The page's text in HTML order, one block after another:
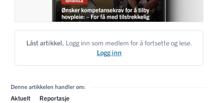
Låst artikkel. Logg inn som medlem for å fortsette og lese.
Logg inn
Denne artikkelen handler om:
Aktuelt Reportasje